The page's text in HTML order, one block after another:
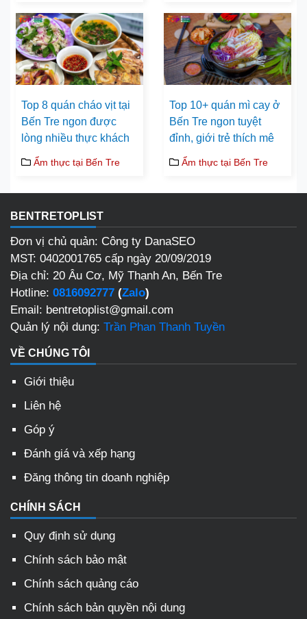
Top 8 quán cháo vịt tại
Bến Tre ngon được
lòng nhiều thực khách
Ẩm thực tại Bến Tre
Top 10+ quán mì cay ở
Bến Tre ngon tuyệt
đỉnh, giới trẻ thích mê
Ẩm thực tại Bến Tre
BENTRETOPLIST
Đơn vị chủ quản: Công ty DanaSEO
MST: 0402001765 cấp ngày 20/09/2019
Địa chỉ: 20 Âu Cơ, Mỹ Thạnh An, Bến Tre
Hotline: 0816092777 (Zalo)
Email: bentretoplist@gmail.com
Quản lý nội dung: Trần Phan Thanh Tuyền
VỀ CHÚNG TÔI
Giới thiệu
Liên hệ
Góp ý
Đánh giá và xếp hạng
Đăng thông tin doanh nghiệp
CHÍNH SÁCH
Quy định sử dụng
Chính sách bảo mật
Chính sách quảng cáo
Chính sách bản quyền nội dung